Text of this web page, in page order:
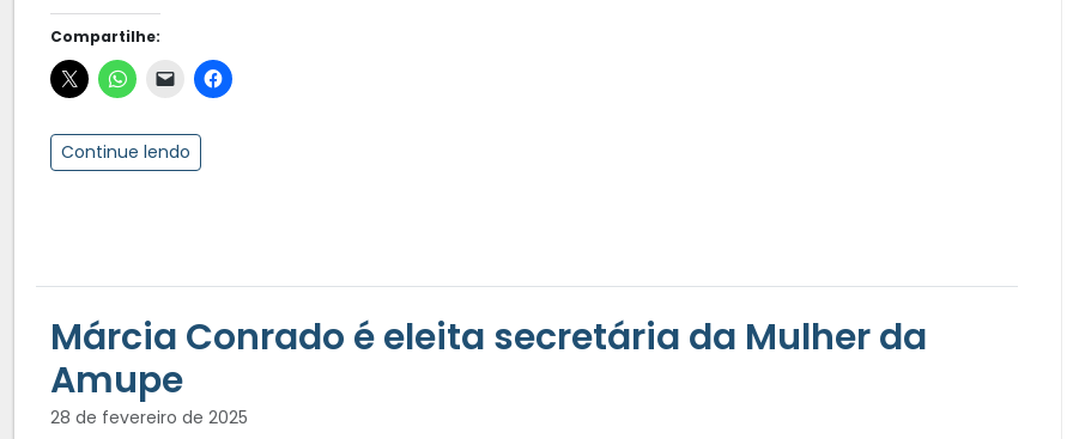
Compartilhe:
Continue lendo
Márcia Conrado é eleita secretária da Mulher da
Amupe
28 de fevereiro de 2025